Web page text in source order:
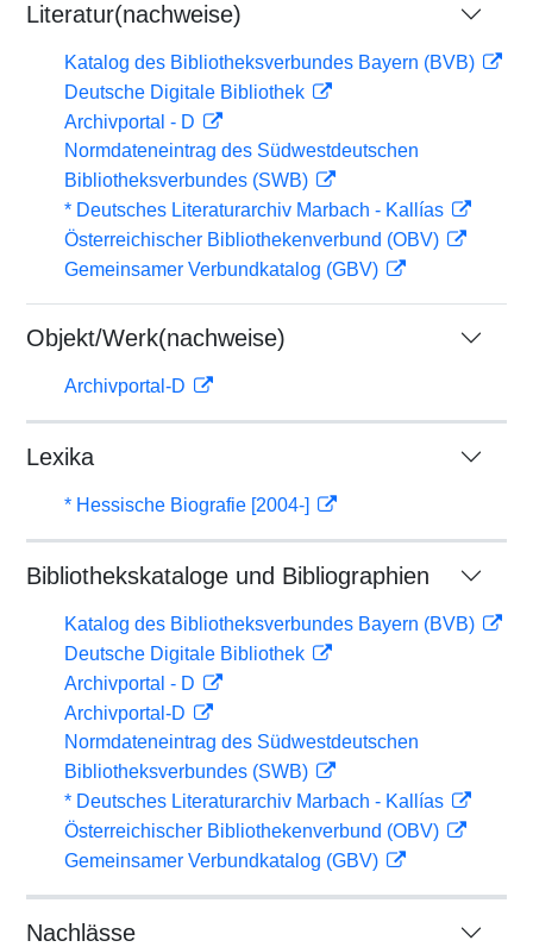
Literatur(nachweise)
Katalog des Bibliotheksverbundes Bayern (BVB)
Deutsche Digitale Bibliothek
Archivportal - D
Normdateneintrag des Südwestdeutschen
Bibliotheksverbundes (SWB)
* Deutsches Literaturarchiv Marbach - Kallías
Österreichischer Bibliothekenverbund (OBV)
Gemeinsamer Verbundkatalog (GBV)
Objekt/Werk(nachweise)
Archivportal-D
Lexika
* Hessische Biografie [2004-]
Bibliothekskataloge und Bibliographien
Katalog des Bibliotheksverbundes Bayern (BVB)
Deutsche Digitale Bibliothek
Archivportal - D
Archivportal-D
Normdateneintrag des Südwestdeutschen
Bibliotheksverbundes (SWB)
* Deutsches Literaturarchiv Marbach - Kallías
Österreichischer Bibliothekenverbund (OBV)
Gemeinsamer Verbundkatalog (GBV)
Nachlässe